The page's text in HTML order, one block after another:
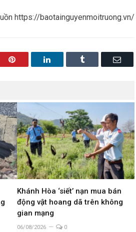
https://baotainguyenmoitruong.vn/
Pinterest LinkedIn Tumblr Email
Khánh Hòa ‘siết’ nạn mua bán
động vật hoang dã trên không
gian mạng
06/08/2026 0